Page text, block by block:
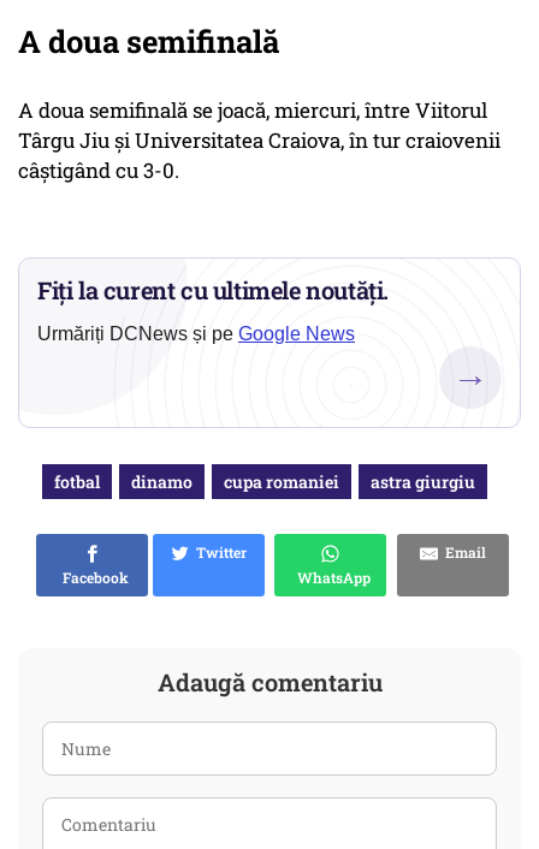
A doua semifinală
A doua semifinală se joacă, miercuri, între Viitorul
Târgu Jiu și Universitatea Craiova, în tur craiovenii
câștigând cu 3-0.
Fiți la curent cu ultimele noutăți.
Urmăriți DCNews și pe Google News
→
fotbal dinamo cupa romaniei astra giurgiu
Facebook
Twitter
WhatsApp
Email
Adaugă comentariu